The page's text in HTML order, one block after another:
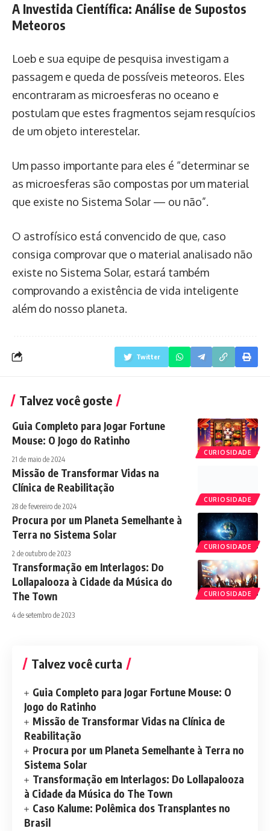
A Investida Científica: Análise de Supostos
Meteoros
Loeb e sua equipe de pesquisa investigam a
passagem e queda de possíveis meteoros. Eles
encontraram as microesferas no oceano e
postulam que estes fragmentos sejam resquícios
de um objeto interestelar.
Um passo importante para eles é “determinar se
as microesferas são compostas por um material
que existe no Sistema Solar — ou não”.
O astrofísico está convencido de que, caso
consiga comprovar que o material analisado não
existe no Sistema Solar, estará também
comprovando a existência de vida inteligente
além do nosso planeta.
Twitter
Talvez você goste
CURIOSIDADE
Guia Completo para Jogar Fortune
Mouse: O Jogo do Ratinho
21 de maio de 2024
CURIOSIDADE
Missão de Transformar Vidas na
Clínica de Reabilitação
28 de fevereiro de 2024
CURIOSIDADE
Procura por um Planeta Semelhante à
Terra no Sistema Solar
2 de outubro de 2023
CURIOSIDADE
Transformação em Interlagos: Do
Lollapalooza à Cidade da Música do
The Town
4 de setembro de 2023
Talvez você curta
Guia Completo para Jogar Fortune Mouse: O
Jogo do Ratinho
Missão de Transformar Vidas na Clínica de
Reabilitação
Procura por um Planeta Semelhante à Terra no
Sistema Solar
Transformação em Interlagos: Do Lollapalooza
à Cidade da Música do The Town
Caso Kalume: Polêmica dos Transplantes no
Brasil